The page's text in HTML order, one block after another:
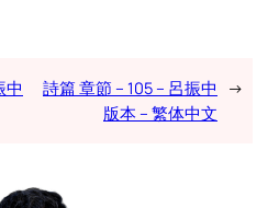
中
詩篇 章節 – 105 – 呂振中
版本 – 繁体中文
→